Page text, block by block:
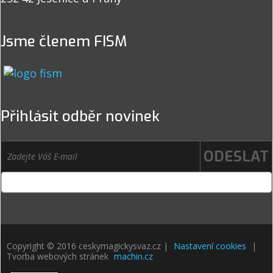
Jsme členem FISM
Přihlásit odběr novinek
Copyright © 2016 ceskymagickysvaz.cz | Nastavení cookies
|
Tvorba webových stránek machin.cz